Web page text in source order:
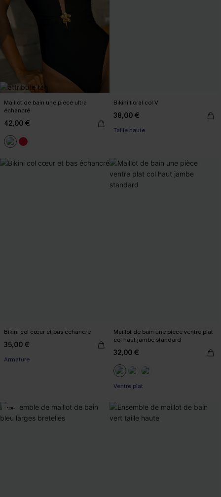
Maillot de bain une pièce ultra
échancré
42,00 €
Bikini floral col V
38,00 €
Taille haute
Bikini col cœur et bas échancré
35,00 €
Armature
Maillot de bain une pièce ventre plat
col haut jambe standard
32,00 €
Ventre plat
-10%